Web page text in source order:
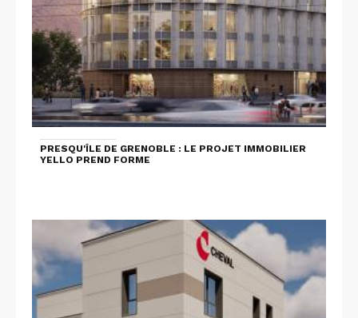
PRESQU'ÎLE DE GRENOBLE : LE PROJET IMMOBILIER
YELLO PREND FORME